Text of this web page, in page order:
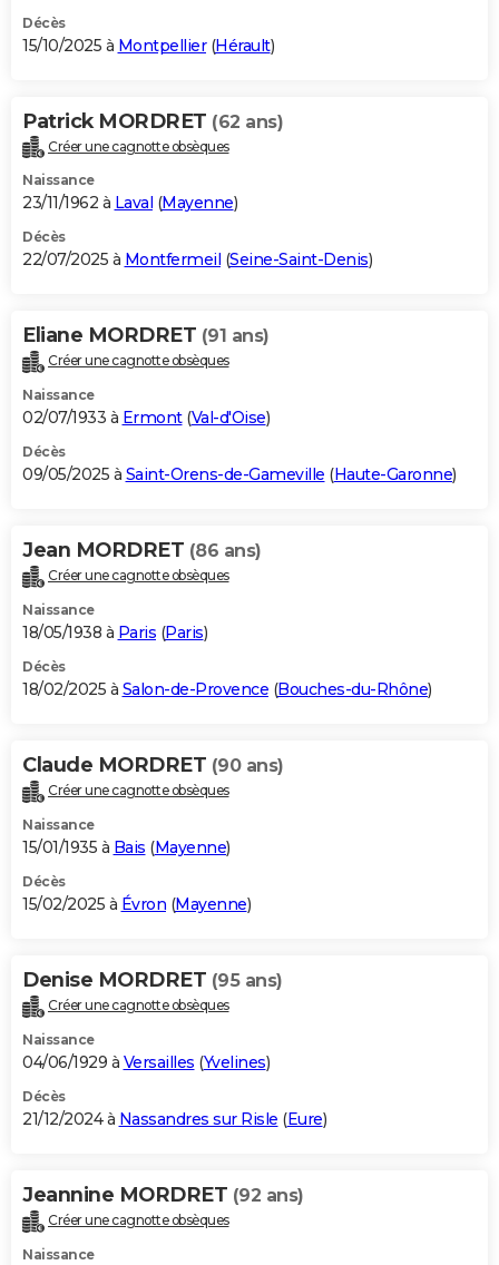
Décès
15/10/2025 à Montpellier(Hérault)
Patrick MORDRET (62 ans)
Créer une cagnotte obsèques
Naissance
23/11/1962 à Laval (Mayenne)
Décès
22/07/2025 à Montfermeil (Seine-Saint-Denis)
Eliane MORDRET (91 ans)
Créer une cagnotte obsèques
Naissance
02/07/1933 à Ermont(Val-d'Oise)
Décès
09/05/2025 à Saint-Orens-de-Gameville (Haute-Garonne)
Jean MORDRET (86 ans)
Créer une cagnotte obsèques
Naissance
18/05/1938 à Paris (Paris)
Décès
18/02/2025 à Salon-de-Provence (Bouches-du-Rhône)
Claude MORDRET (90 ans)
Créer une cagnotte obsèques
Naissance
15/01/1935 à Bais (Mayenne)
Décès
15/02/2025 à Évron (Mayenne)
Denise MORDRET (95 ans)
Créer une cagnotte obsèques
Naissance
04/06/1929 à Versailles (Yvelines)
Décès
21/12/2024 à Nassandres sur Risle (Eure)
Jeannine MORDRET (92 ans)
Créer une cagnotte obsèques
Naissance